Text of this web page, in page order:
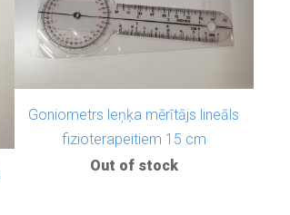
Goniometrs leņķa mērītājs lineāls
fizioterapeitiem 15 cm
Out of stock